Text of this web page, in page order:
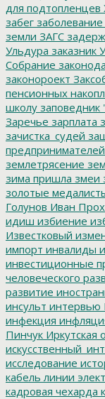
для подтопленцев
забег заболевание
земли ЗАГС
Ульдура заказник
Собрание
законороект
пенсионных
школу заповедник
Заречье зарплата
зачистка_судей
предпринимателей
землетрясение
зима пришла змеи
золотые
Голунов Иван
идиш избиение
Известковый
импорт инвалиды
инвестиционные
человеческого
развитие
инсульт интервью
инфекция
Пинчук Иркутская
исследование
кабель линии
кадровая чехарда